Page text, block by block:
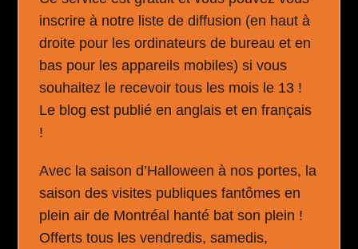
inscrire à notre liste de diffusion (en haut à
droite pour les ordinateurs de bureau et en
bas pour les appareils mobiles) si vous
souhaitez le recevoir tous les mois le 13 !
Le blog est publié en anglais et en français
!
Avec la saison d’Halloween à nos portes, la
saison des visites publiques fantômes en
plein air de Montréal hanté bat son plein !
Offerts tous les vendredis, samedis,